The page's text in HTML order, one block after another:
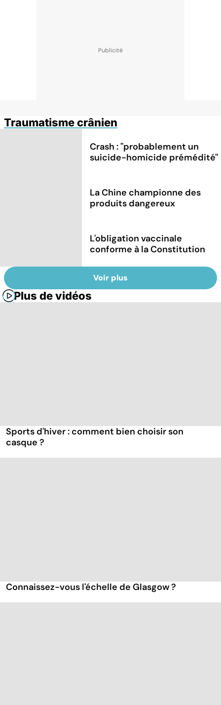
Traumatisme crânien
Crash : ''probablement un
suicide-homicide prémédité''
La Chine championne des
produits dangereux
L'obligation vaccinale
conforme à la Constitution
Voir plus
Plus de vidéos
Sports d'hiver : comment bien choisir son
casque ?
Connaissez-vous l'échelle de Glasgow ?